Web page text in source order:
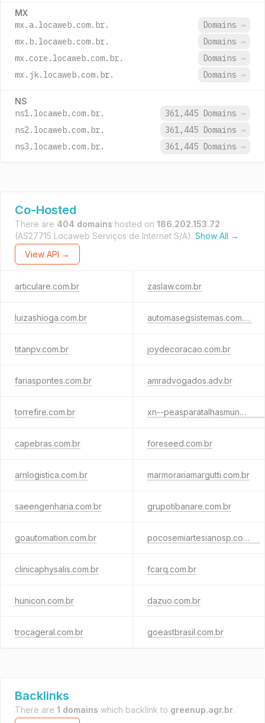
MX
mx.a.locaweb.com.br. Domains →
mx.b.locaweb.com.br.
Domains →
mx.core.locaweb.com.br.
Domains →
mx.jk.locaweb.com.br.
Domains →
NS
ns1.locaweb.com.br. 361,445 Domains →
ns2.locaweb.com.br.
361,445 Domains →
ns3.locaweb.com.br.
361,445 Domains →
Co-Hosted
There are 404 domains hosted on 186.202.153.72
(AS27715 Locaweb Serviços de Internet S/A). Show All →
View API →
articulare.com.br zaslaw.com.br
luizashioga.com.br automasegsistemas.com.br
titanpv.com.br joydecoracao.com.br
fariaspontes.com.br amradvogados.adv.br
torrefire.com.br xn--peasparatalhasmunck-6xb.com.br
capebras.com.br foreseed.com.br
arnlogistica.com.br marmorariamargutti.com.br
saeengenharia.com.br grupotibanare.com.br
goautomation.com.br pocosemiartesianosp.com.br
clinicaphysalis.com.br fcarq.com.br
hunicon.com.br dazuo.com.br
trocageral.com.br goeastbrasil.com.br
Backlinks
There are 1 domains which backlink to greenup.agr.br.